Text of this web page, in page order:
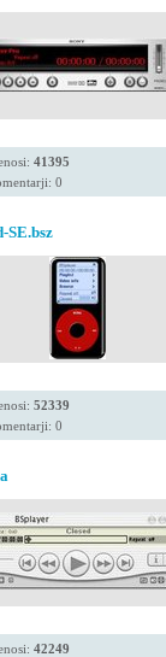
41395
0
SE.bsz
52339
0
42249